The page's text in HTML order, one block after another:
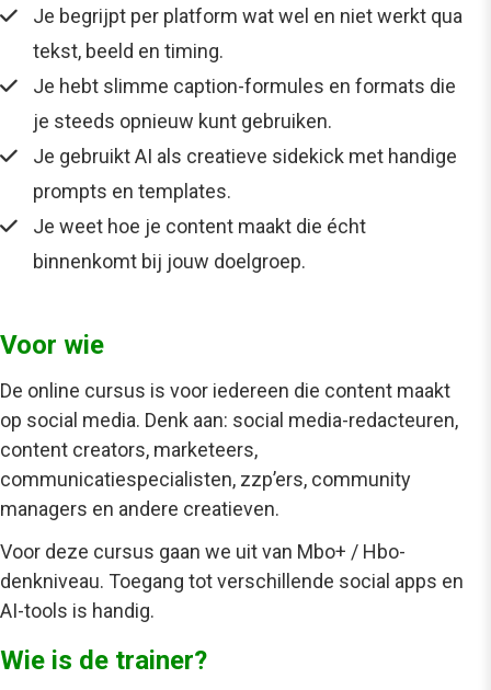
Je begrijpt per platform wat wel en niet werkt qua
tekst, beeld en timing.
Je hebt slimme caption-formules en formats die
je steeds opnieuw kunt gebruiken.
Je gebruikt AI als creatieve sidekick met handige
prompts en templates.
Je weet hoe je content maakt die écht
binnenkomt bij jouw doelgroep.
Voor wie
De online cursus is voor iedereen die content maakt
op social media. Denk aan: social media-redacteuren,
content creators, marketeers,
communicatiespecialisten, zzp’ers, community
managers en andere creatieven.
Voor deze cursus gaan we uit van Mbo+ / Hbo-
denkniveau. Toegang tot verschillende social apps en
AI-tools is handig.
Wie is de trainer?